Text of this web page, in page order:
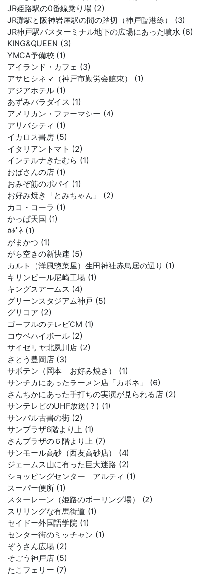
JR姫路駅の0番線乗り場 (2)
JR灘駅と阪神岩屋駅の間の踏切（神戸臨港線） (3)
JR神戸駅バスターミナル地下の広場にあった噴水 (6)
KING&QUEEN (3)
YMCA予備校 (1)
アイランド・カフェ (3)
アサヒシネマ（神戸市勤労会館東） (1)
アジアホテル (1)
あずみパラダイス (1)
アメリカン・ファーマシー (4)
アリバシティ (1)
イカロス書房 (5)
イタリアントマト (2)
インテルナきたむら (1)
おばさんの店 (1)
おみぞ筋のポパイ (1)
お好み焼き「とみちゃん」 (2)
カコ・コーラ (1)
かっぱ天国 (1)
ｶﾎﾟﾈ (1)
がまかつ (1)
がら空きの新快速 (5)
カルト（洋風惣菜屋）生田神社赤鳥居の辺り (1)
キリンビール尼崎工場 (1)
キングスアームス (4)
グリーンスタジアム神戸 (5)
グリコア (2)
ゴーフルのテレビCM (1)
コウベハイボール (2)
サイゼリヤ北夙川店 (2)
さとう豊岡店 (3)
サボテン（岡本 お好み焼き） (1)
サンチカにあったラーメン店「カポネ」 (6)
さんちかにあった手打ちの実演が見られる店 (2)
サンテレビのUHF放送(？) (1)
サンパル古書の街 (2)
サンプラザ6階より上 (1)
さんプラザの６階より上 (7)
サンモール高砂（西友高砂店） (4)
ジェームス山に有った巨大迷路 (2)
ショッピングセンター アルティ (1)
スーパー便所 (1)
スターレーン（姫路のボーリング場） (2)
スリリングな有馬街道 (1)
セイドー外国語学院 (1)
センター街のミッチャン (1)
ぞうさん広場 (2)
そごう神戸店 (5)
たこフェリー (7)